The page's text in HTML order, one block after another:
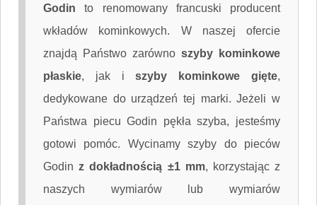
Godin to renomowany francuski producent
wkładów kominkowych. W naszej ofercie
znajdą Państwo zarówno szyby kominkowe
płaskie, jak iszyby kominkowe gięte,
dedykowane do urządzeń tej marki. Jeżeli w
Państwa piecu Godin pękła szyba, jesteśmy
gotowi pomóc. Wycinamy szyby do pieców
Godinz dokładnością ±1 mm, korzystając z
naszych wymiarów lub wymiarów